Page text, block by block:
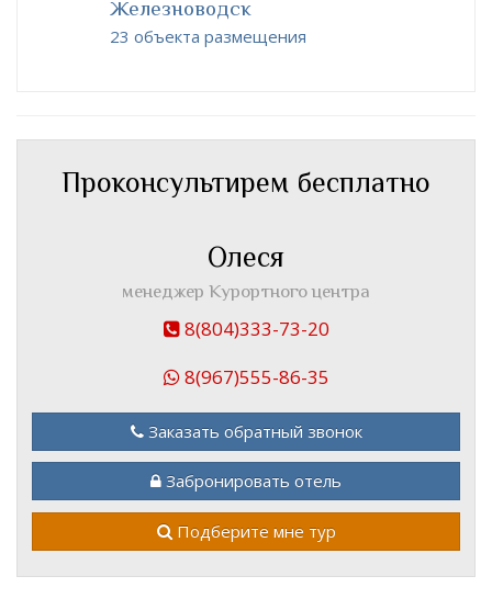
Железноводск
23 объекта размещения
Проконсультирем бесплатно
Олеся
менеджер Курортного центра
8(804)333-73-20
8(967)555-86-35
Заказать обратный звонок
Забронировать отель
Подберите мне тур